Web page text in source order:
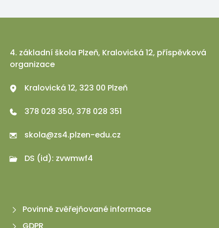
4. základní škola Plzeň, Kralovická 12, příspěvková
organizace
Kralovická 12, 323 00 Plzeň
378 028 350, 378 028 351
skola@zs4.plzen-edu.cz
DS (id): zvwmwf4
Povinně zvěřejňované informace